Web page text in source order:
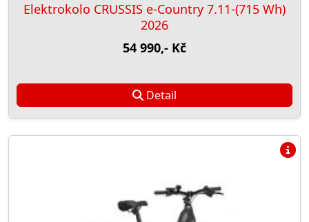
Elektrokolo CRUSSIS e-Country 7.11-(715 Wh)
2026
54 990,- Kč
Detail